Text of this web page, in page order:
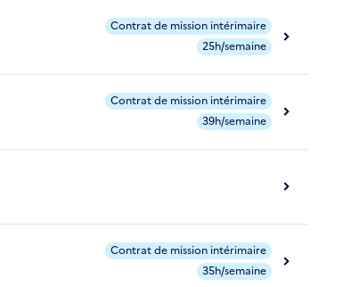
Contrat de mission intérimaire
25h/semaine
Contrat de mission intérimaire
39h/semaine
Contrat de mission intérimaire
35h/semaine